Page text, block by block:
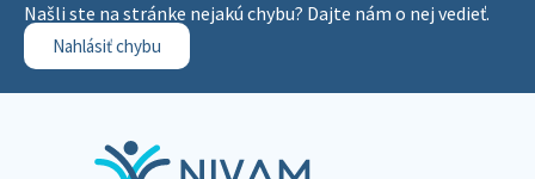
Našli ste na stránke nejakú chybu? Dajte nám o nej vedieť.
Nahlásiť chybu